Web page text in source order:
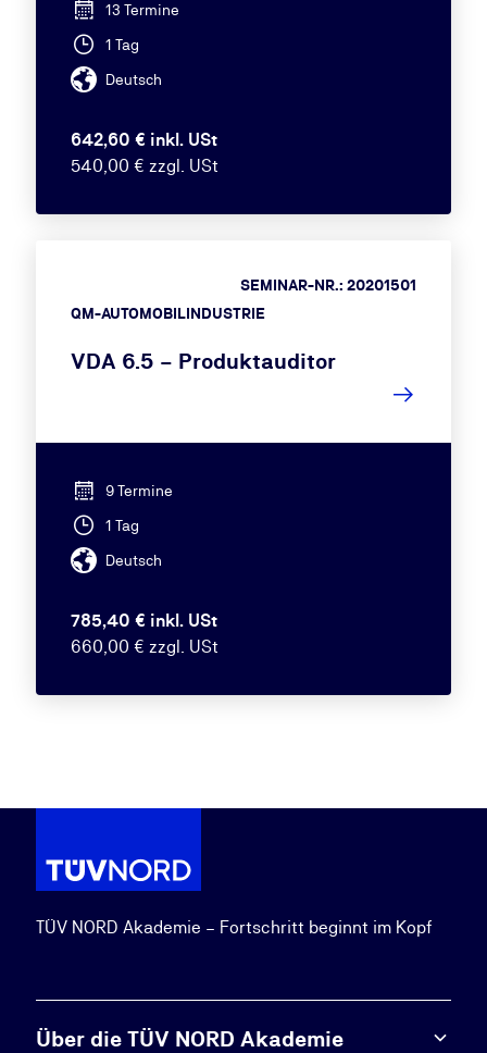
13 Termine
1 Tag
Deutsch
642,60 € inkl. USt
540,00 € zzgl. USt
QM-AUTOMOBILINDUSTRIE
SEMINAR-NR.: 20201501
VDA 6.5 – Produktauditor
9 Termine
1 Tag
Deutsch
785,40 € inkl. USt
660,00 € zzgl. USt
TÜV NORD Akademie – Fortschritt beginnt im Kopf
Über die TÜV NORD Akademie